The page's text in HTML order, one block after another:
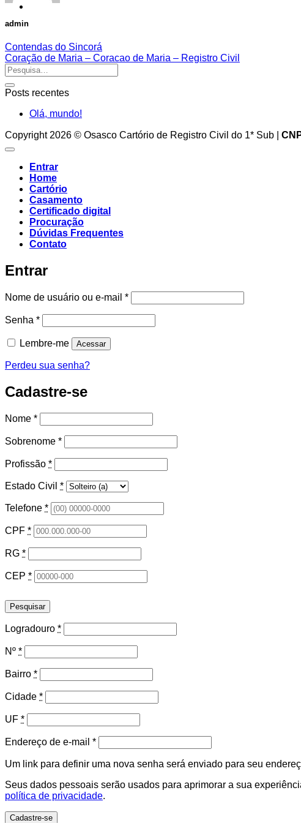
admin
Contendas do Sincorá
Coração de Maria – Coracao de Maria – Registro Civil
Posts recentes
Olá, mundo!
Copyright 2026 © Osasco Cartório de Registro Civil do 1* Sub |
Entrar
Home
Cartório
Casamento
Certificado digital
Procuração
Dúvidas Frequentes
Contato
Entrar
Nome de usuário ou e-mail *Obrigatório
Senha *Obrigatório
Lembre-me Acessar
Perdeu sua senha?
Cadastre-se
Nome *
Sobrenome *
Profissão *
Estado Civil *
Telefone *
CPF *
RG *
CEP *
Pesquisar
Logradouro *
Nº *
Bairro *
Cidade *
UF *
Endereço de e-mail *Obrigatório
Um link para definir uma nova senha será enviado para seu
Seus dados pessoais serão usados para aprimorar a sua
política de privacidade.
Cadastre-se